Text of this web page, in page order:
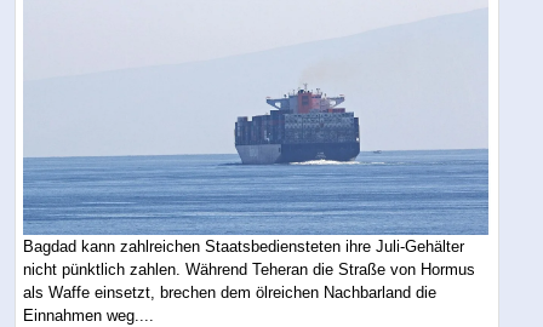
Bagdad kann zahlreichen Staatsbediensteten ihre Juli-Gehälter
nicht pünktlich zahlen. Während Teheran die Straße von Hormus
als Waffe einsetzt, brechen dem ölreichen Nachbarland die
Einnahmen weg....